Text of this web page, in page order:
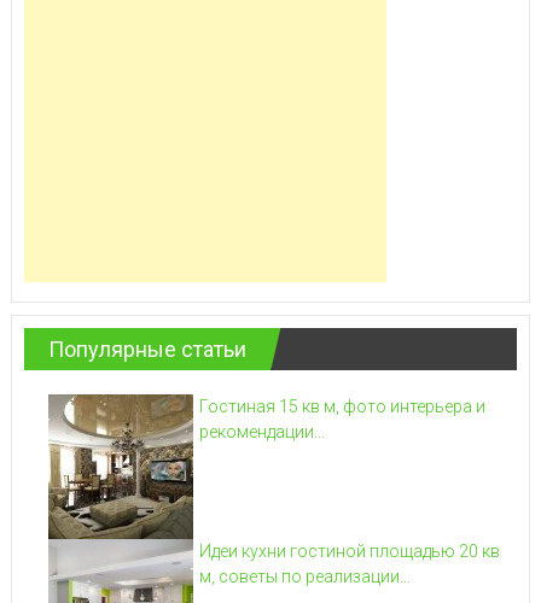
Популярные статьи
Гостиная 15 кв м, фото интерьера и
рекомендации...
Идеи кухни гостиной площадью 20 кв
м, советы по реализации...